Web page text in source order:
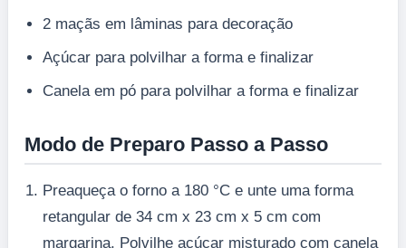
2 maçãs em lâminas para decoração
Açúcar para polvilhar a forma e finalizar
Canela em pó para polvilhar a forma e finalizar
Modo de Preparo Passo a Passo
Preaqueça o forno a 180 °C e unte uma forma
retangular de 34 cm x 23 cm x 5 cm com
margarina. Polvilhe açúcar misturado com canela